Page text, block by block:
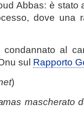
Abbas: è stato
dove una
condannato al
sul Rapporto
)
mascherato